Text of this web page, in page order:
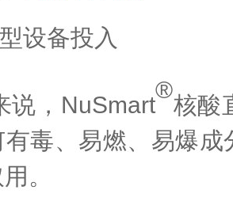
设备投入
说， NuSmart
®
核酸
毒、易燃、易爆
。